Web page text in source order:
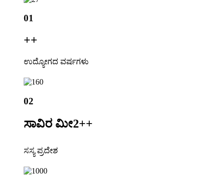
01
++
ಉದ್ಯೋಗದ ವರ್ಷಗಳು
02
ಸಾವಿರ ಮೀ2++
ಸಸ್ಯ ಪ್ರದೇಶ